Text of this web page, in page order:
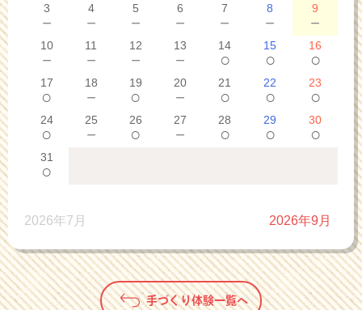
3
－
4
－
5
－
6
－
7
－
8
－
9
－
10
－
11
－
12
－
13
－
14
○
15
○
16
○
17
○
18
－
19
○
20
－
21
○
22
○
23
○
24
○
25
－
26
○
27
－
28
○
29
○
30
○
31
○
2026年7月 2026年9月
手づくり体験一覧へ